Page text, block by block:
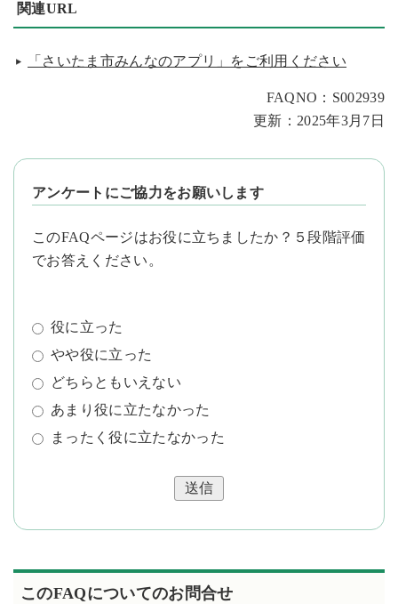
関連URL
「さいたま市みんなのアプリ」をご利用ください
FAQNO：S002939
更新：2025年3月7日
アンケートにご協力をお願いします
このFAQページはお役に立ちましたか？５段階評価
でお答えください。
役に立った
やや役に立った
どちらともいえない
あまり役に立たなかった
まったく役に立たなかった
送信
このFAQについてのお問合せ